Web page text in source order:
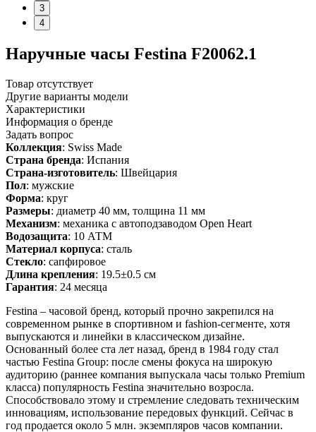
3
4
Наручные часы Festina F20062.1
Товар отсутствует
Другие варианты модели
Характеристики
Информация о бренде
Задать вопрос
Коллекция: Swiss Made
Страна бренда: Испания
Страна-изготовитель: Швейцария
Пол: мужские
Форма: круг
Размеры: диаметр 40 мм, толщина 11 мм
Механизм: механика с автоподзаводом Open Heart
Водозащита: 10 АТМ
Материал корпуса: сталь
Стекло: сапфировое
Длина крепления: 19.5±0.5 см
Гарантия: 24 месяца
Festina – часовой бренд, который прочно закрепился на
современном рынке в спортивном и fashion-сегменте, хотя
выпускаются и линейки в классическом дизайне.
Основанный более ста лет назад, бренд в 1984 году стал
частью Festina Group: после смены фокуса на широкую
аудиторию (раннее компания выпускала часы только Premium
класса) популярность Festina значительно возросла.
Способствовало этому и стремление следовать техническим
инновациям, использование передовых функций. Сейчас в
год продается около 5 млн. экземпляров часов компании.